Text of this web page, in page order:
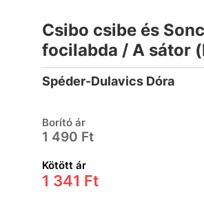
Csibo csibe és
focilabda / A sátor
Spéder-Dulavics Dóra
Borító ár
1 490 Ft
Kötött ár
1 341 Ft